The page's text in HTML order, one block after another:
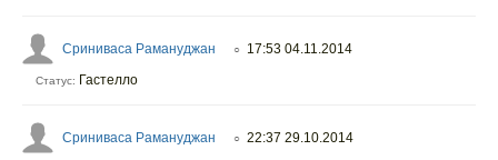
Сриниваса Рамануджан ○ 17:53 04.11.2014
Статус: Гастелло
Сриниваса Рамануджан ○ 22:37 29.10.2014